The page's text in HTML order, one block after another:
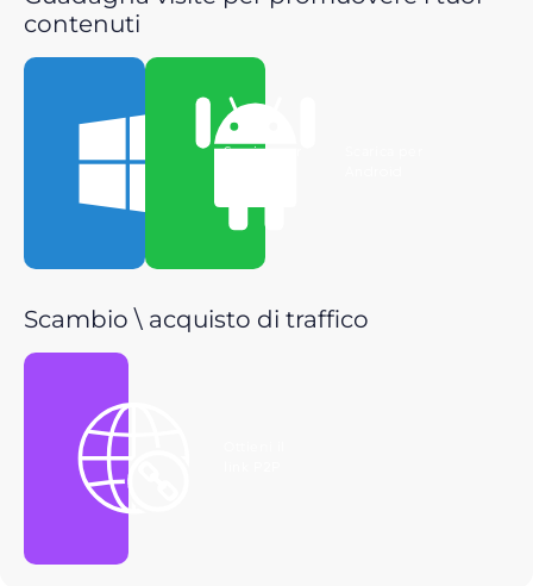
contenuti
Scarica per
Scambio \ acquisto di traffico